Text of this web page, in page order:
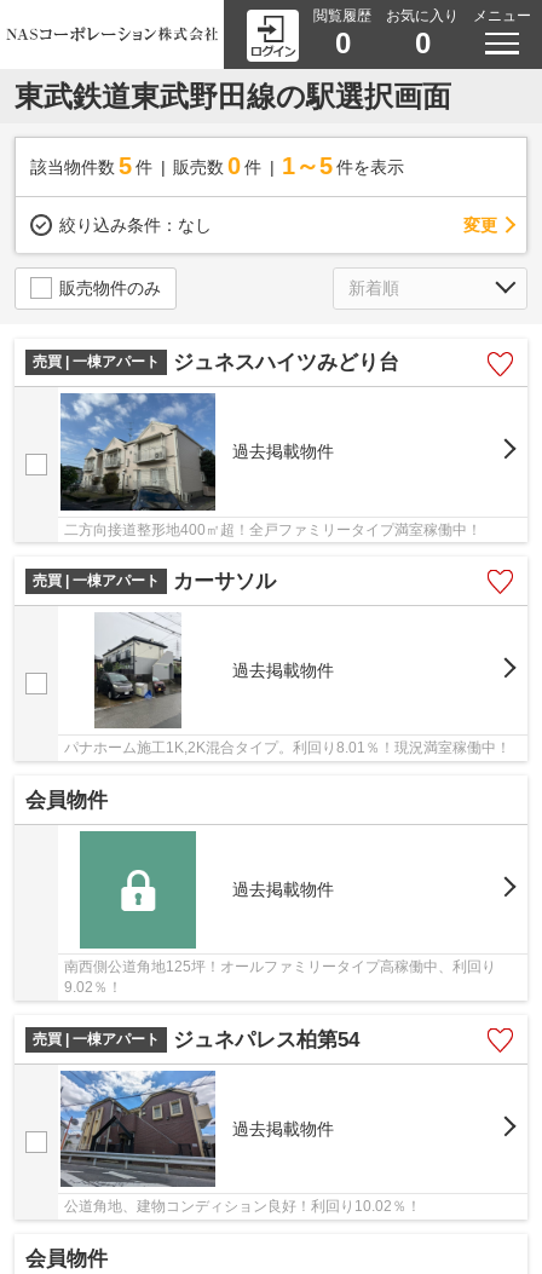
閲覧履歴
0
お気に入り
0
メニュー
東武鉄道東武野田線の駅選択画面
該当物件数 5件 販売数 0 件 1～5 件を表示
絞り込み条件： なし 変更
販売物件のみ
売買 | 一棟アパート ジュネスハイツみどり台
過去掲載物件
二方向接道整形地400㎡超！全戸ファミリータイプ満室稼働中！
売買 | 一棟アパート カーサソル
過去掲載物件
パナホーム施工1K,2K混合タイプ。利回り8.01％！現況満室稼働中！
会員物件
過去掲載物件
南西側公道角地125坪！オールファミリータイプ高稼働中、利回り
9.02％！
売買 | 一棟アパート ジュネパレス柏第54
過去掲載物件
公道角地、建物コンディション良好！利回り10.02％！
会員物件